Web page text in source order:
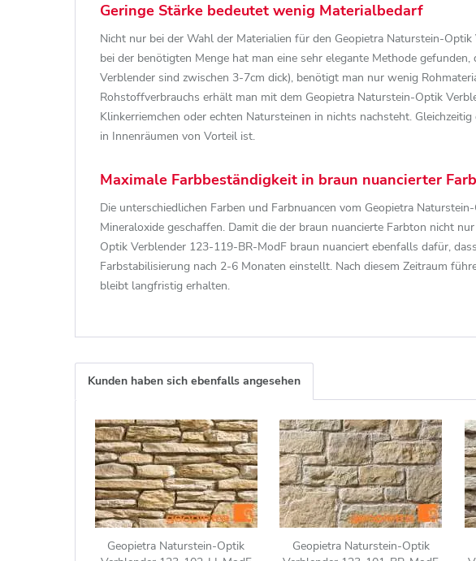
Geringe Stärke bedeutet wenig Materialbedarf
Nicht nur bei der Wahl der Materialien für den Geopietra Naturstein-
bei der benötigten Menge hat man eine sehr elegante Methode
Verblender sind zwischen 3-7cm dick), benötigt man nur wenig
Rohstoffverbrauchs erhält man mit dem Geopietra Naturstein-Optik
Klinkerriemchen oder echten Natursteinen in nichts nachsteht.
in Innenräumen von Vorteil ist.
Maximale Farbbeständigkeit in braun nuancierter
Die unterschiedlichen Farben und Farbnuancen vom Geopietra
Mineraloxide geschaffen. Damit die der braun nuancierte Farbton nicht
Optik Verblender 123-119-BR-ModF braun nuanciert ebenfalls dafür,
Farbstabilisierung nach 2-6 Monaten einstellt. Nach diesem Zeitraum
bleibt langfristig erhalten.
Kunden haben sich ebenfalls angesehen
Geopietra Naturstein-Optik
Geopietra Naturstein-Optik